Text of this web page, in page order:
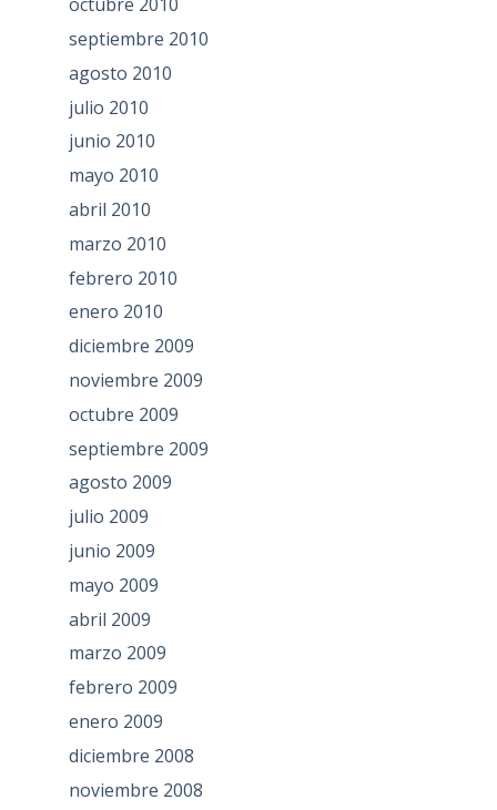
septiembre 2010
agosto 2010
julio 2010
junio 2010
mayo 2010
abril 2010
marzo 2010
febrero 2010
enero 2010
diciembre 2009
noviembre 2009
octubre 2009
septiembre 2009
agosto 2009
julio 2009
junio 2009
mayo 2009
abril 2009
marzo 2009
febrero 2009
enero 2009
diciembre 2008
noviembre 2008